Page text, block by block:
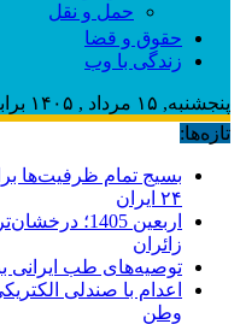
حمل و نقل
حقوق و قضا
زندگی با وب
پنجشنبه, ۱۵ مرداد , ۱۴۰۵ برابر با - Thursday, 6 August , 2026
تازه‌ها:
بسیج تمام ظرفیت‌ها
۲۴ ایران
اربعین 1405؛
زائران
توصیه‌های طب ایرانی
اعدام با صندلی
وطن